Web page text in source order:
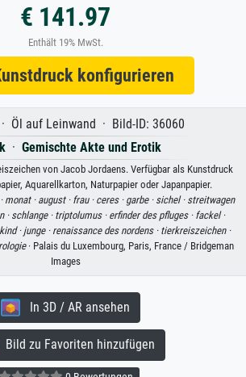
€ 141.97
Enthält 19% MwSt.
konfigurieren
Öl auf Leinwand · Bild-ID: 36060
· Gemischte Akte und Erotik
von Jacob Jordaens. Verfügbar als Kunstdruck
Aquarellkarton, Naturpapier oder Japanpapier.
monat · august · frau · ceres · garbe · sichel · streitwagen
·schlange · triptolumus · erfinder des pfluges · fackel ·
kind · junge · renaissance des nordens · tierkreiszeichen ·
· Palais du Luxembourg, Paris, France / Bridgeman
Images
In 3D / AR ansehen
zu Favoriten hinzufügen